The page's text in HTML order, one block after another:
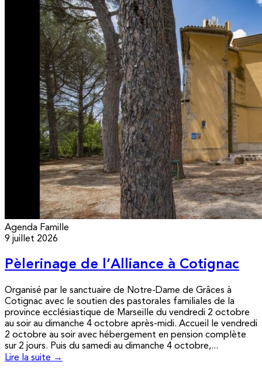
Agenda Famille
9 juillet 2026
Pèlerinage de l’Alliance à Cotignac
Organisé par le sanctuaire de Notre-Dame de Grâces à
Cotignac avec le soutien des pastorales familiales de la
province ecclésiastique de Marseille du vendredi 2 octobre
au soir au dimanche 4 octobre après-midi. Accueil le vendredi
2 octobre au soir avec hébergement en pension complète
sur 2 jours. Puis du samedi au dimanche 4 octobre,...
Lire la suite →